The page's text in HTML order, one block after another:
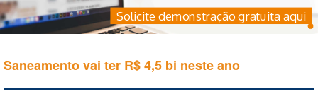
Solicite demonstração gratuita aqui
Saneamento vai ter R$ 4,5 bi neste ano